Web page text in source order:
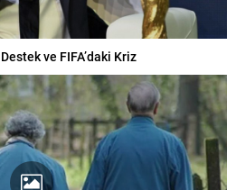
ve FIFA’daki Kriz